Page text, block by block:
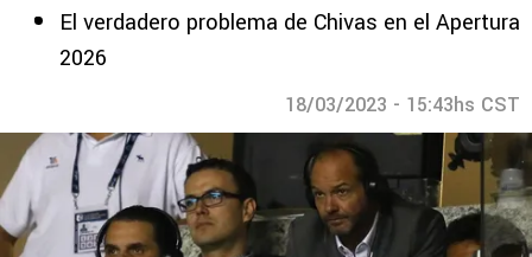
El verdadero problema de Chivas en el Apertura
2026
18/03/2023 - 15:43hs CST